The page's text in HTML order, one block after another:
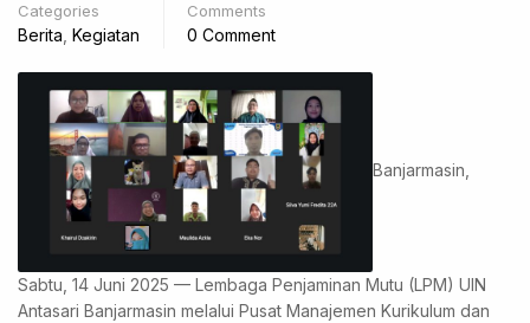
Categories
Berita Kegiatan
Comments
0 Comment
Banjarmasin,
Sabtu, 14 Juni 2025 — Lembaga Penjaminan Mutu (LPM) UIN
Antasari Banjarmasin melalui Pusat Manajemen Kurikulum dan